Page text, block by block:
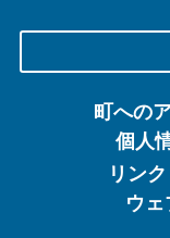
町への
個人
リンク
ウ